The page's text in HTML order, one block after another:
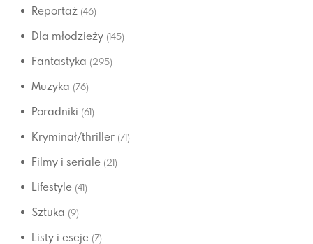
Reportaż (46)
Dla młodzieży (145)
Fantastyka (295)
Muzyka (76)
Poradniki (61)
Kryminał/thriller (71)
Filmy i seriale (21)
Lifestyle (41)
Sztuka (9)
Listy i eseje (7)